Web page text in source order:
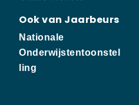
Ook van Jaarbeurs
Nationale
Onderwijstentoonstel
ling